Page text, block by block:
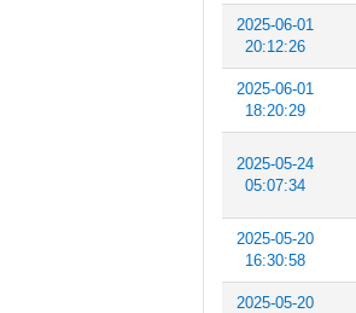
2025-06-01
20:12:26
2025-06-01
18:20:29
2025-05-24
05:07:34
2025-05-20
16:30:58
2025-05-20